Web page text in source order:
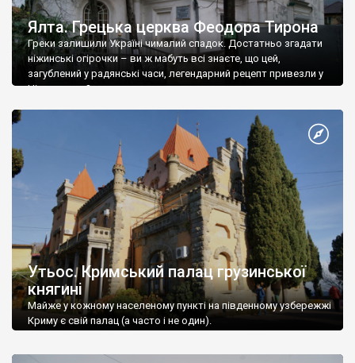
Ялта. Грецька церква Феодора Тирона
Греки залишили Україні чималий спадок. Достатньо згадати
ніжинські огірочки – ви ж мабуть всі знаєте, що цей,
загублений у радянські часи, легендарний рецепт привезли у
Ніжин греки?
Утьос. Кримський палац грузинської
княгині
Майже у кожному населеному пункті на південному узбережжі
Криму є свій палац (а часто і не один).